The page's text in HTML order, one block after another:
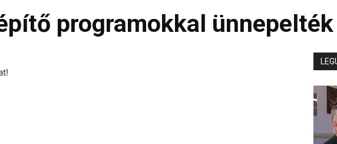
programokkal